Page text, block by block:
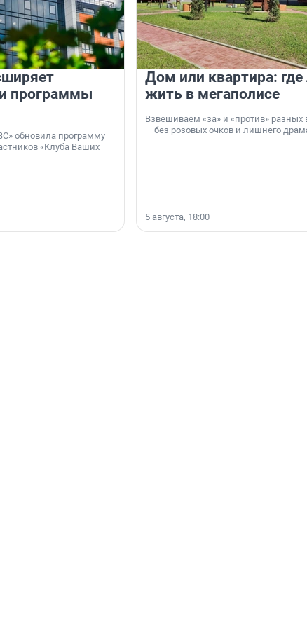
программы
обновила программу
«Клуба Ваших
Дом или квартира:
жить в мегаполисе
Взвешиваем «за» и «против» разных
— без розовых очков и лишнего
5 августа, 18:00